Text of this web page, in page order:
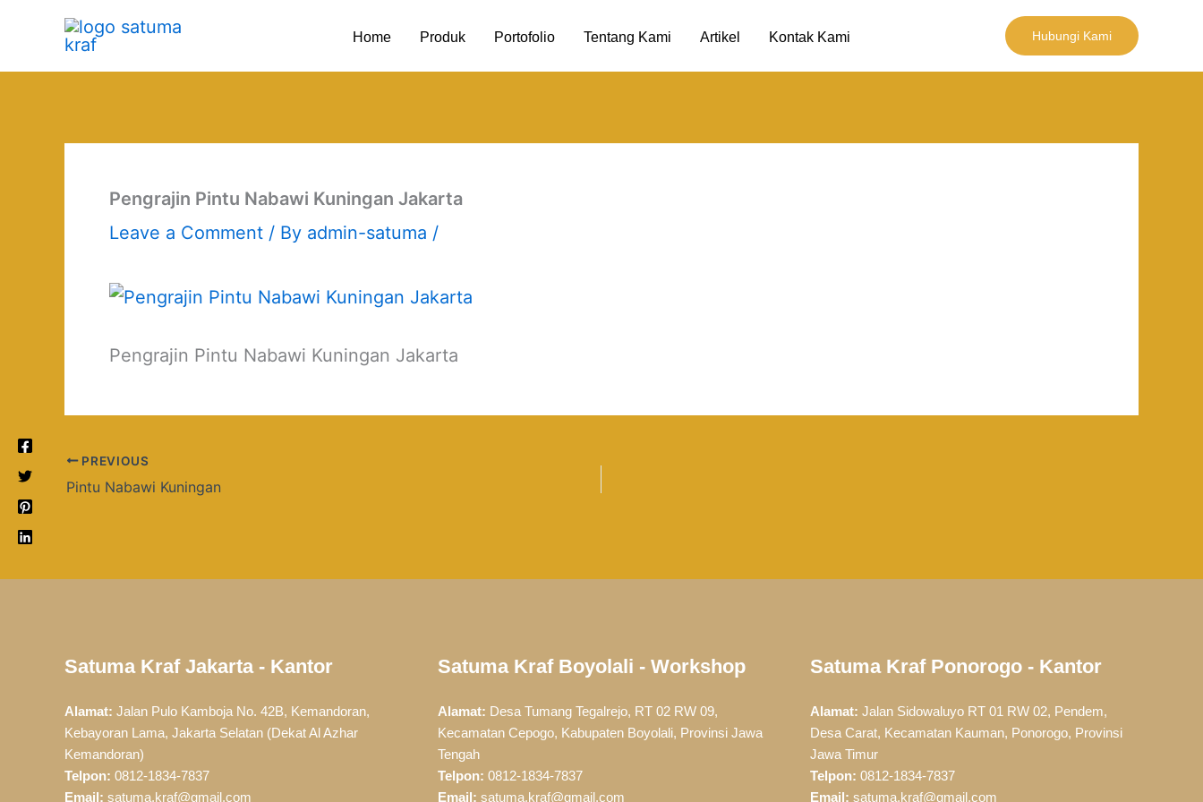
content
Home Produk Portofolio Tentang Kami Artikel Kontak Kami Hubungi Kami
Pengrajin Pintu Nabawi Kuningan Jakarta
Leave a Comment / By admin-satuma /
Pengrajin Pintu Nabawi Kuningan Jakarta
PREVIOUS
Pintu Nabawi Kuningan
Satuma Kraf Jakarta - Kantor
Alamat: Jalan Pulo Kamboja No. 42B, Kemandoran,
Kebayoran Lama, Jakarta Selatan (Dekat Al Azhar
Kemandoran)
Telpon: 0812-1834-7837
Email: satuma.kraf@gmail.com
Satuma Kraf Boyolali - Workshop
Alamat: Desa Tumang Tegalrejo, RT 02 RW 09,
Kecamatan Cepogo, Kabupaten Boyolali, Provinsi Jawa
Tengah
Telpon: 0812-1834-7837
Email: satuma.kraf@gmail.com
Satuma Kraf Ponorogo - Kantor
Alamat: Jalan Sidowaluyo RT 01 RW 02, Pendem,
Desa Carat, Kecamatan Kauman, Ponorogo, Provinsi
Jawa Timur
Telpon: 0812-1834-7837
Email: satuma.kraf@gmail.com